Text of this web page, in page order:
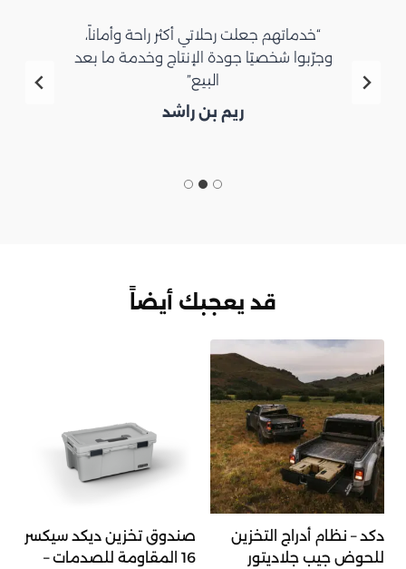
“خدماتهم جعلت رحلاتي أكثر راحة وأماناً،
وجرّبوا شخصيًا جودة الإنتاج وخدمة ما بعد
البيع”
ريم بن راشد
قد يعجبك أيضاً
دكد – نظام أدراج التخزين
للحوض جيب جلاديتور
صندوق تخزين ديكد سيكسر
16 المقاومة للصدمات –